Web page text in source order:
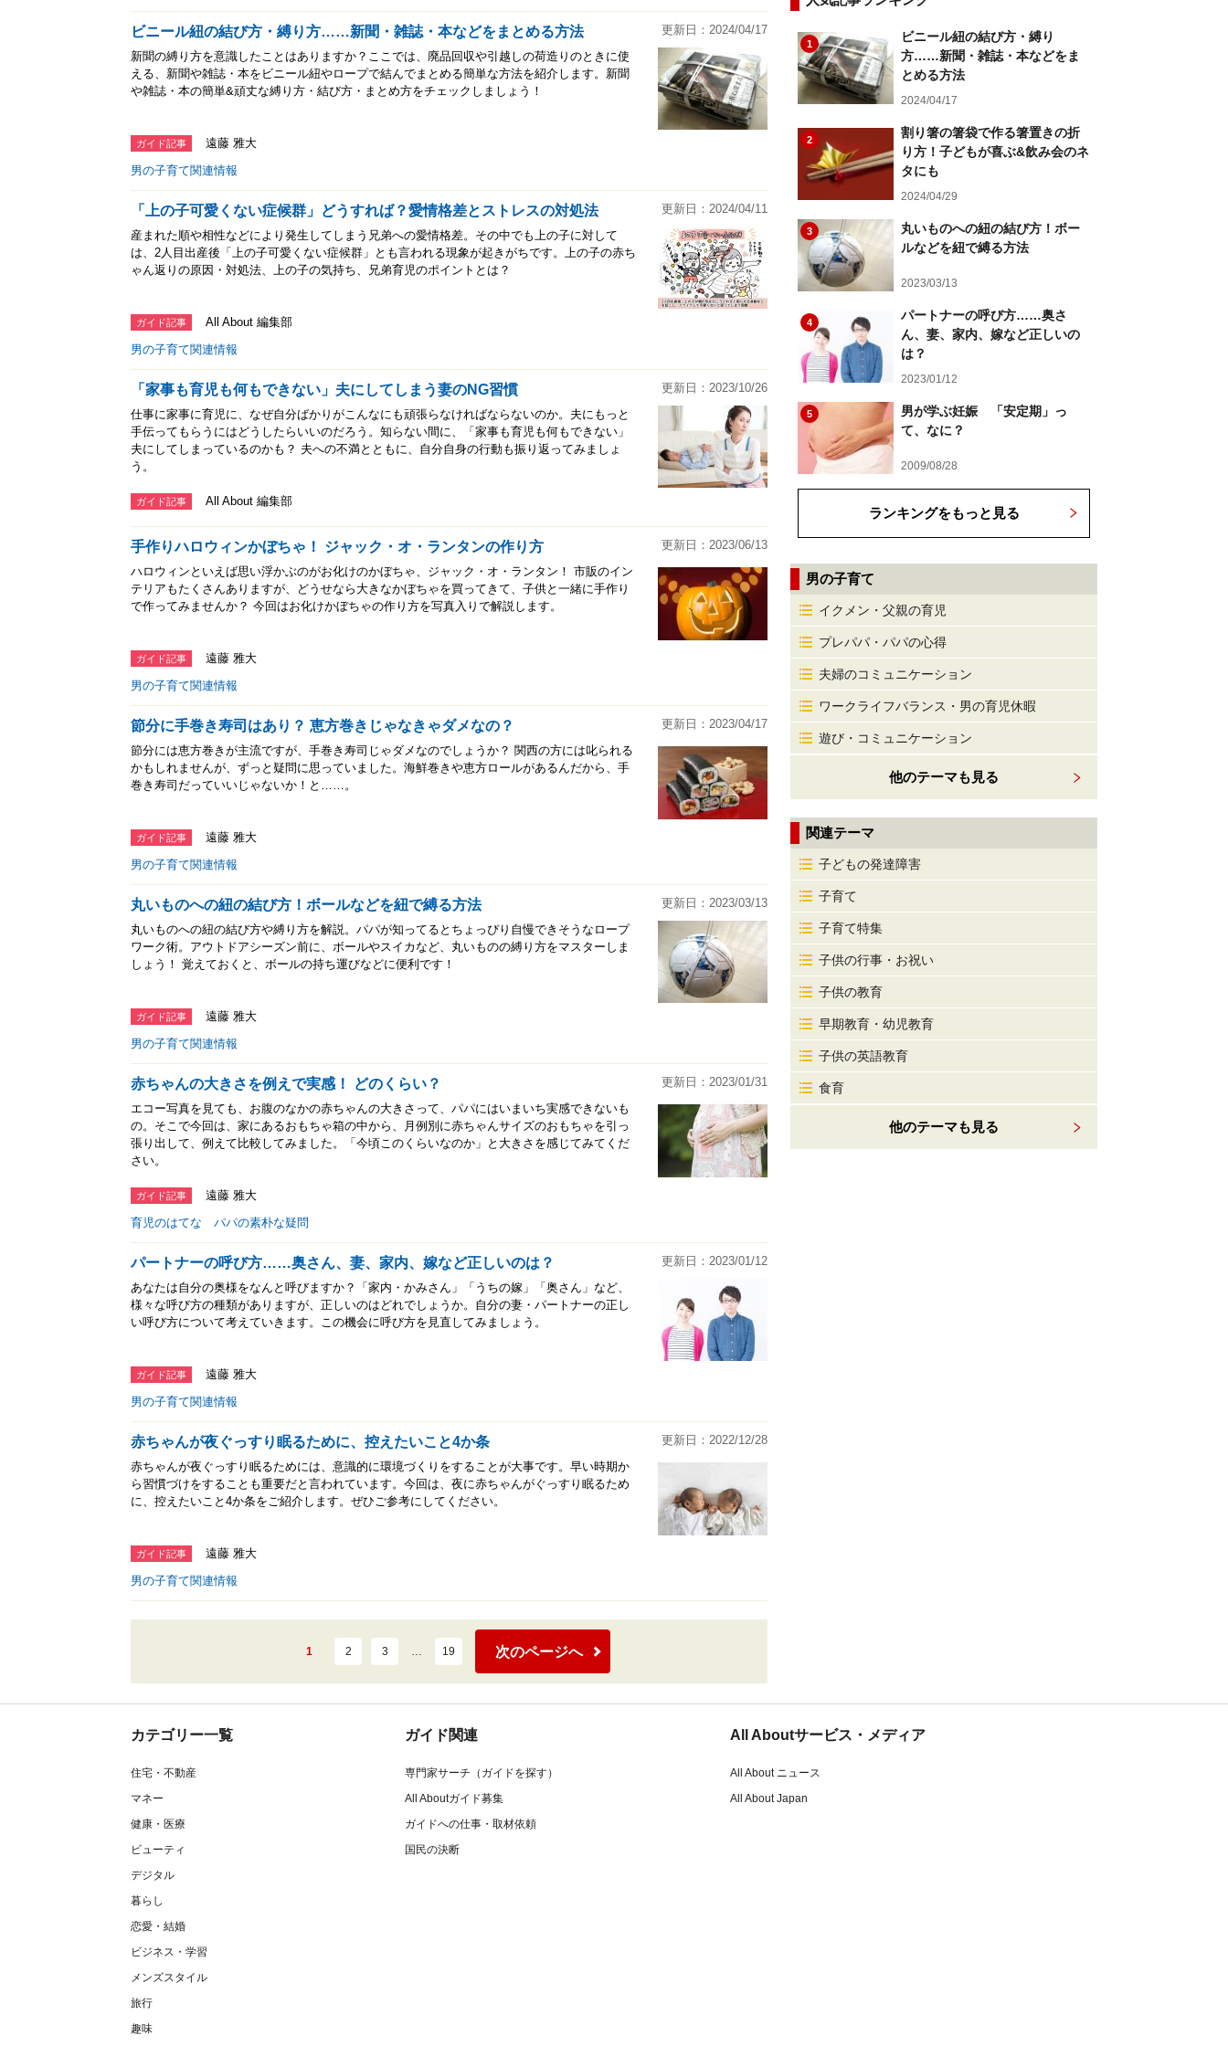
ビニール紐の結び方・縛り方……新聞・雑誌・本などをまとめる方法
更新日：2024/04/17
新聞の縛り方を意識したことはありますか？ここでは、廃品回収や引越しの荷造りのときに使
える、新聞や雑誌・本をビニール紐やロープで結んでまとめる簡単な方法を紹介します。新聞
や雑誌・本の簡単&頑丈な縛り方・結び方・まとめ方をチェックしましょう！
ガイド記事
遠藤 雅大
男の子育て関連情報
「上の子可愛くない症候群」どうすれば？愛情格差とストレスの対処法
更新日：2024/04/11
産まれた順や相性などにより発生してしまう兄弟への愛情格差。その中でも上の子に対して
は、2人目出産後「上の子可愛くない症候群」とも言われる現象が起きがちです。上の子の赤ち
ゃん返りの原因・対処法、上の子の気持ち、兄弟育児のポイントとは？
ガイド記事
All About 編集部
男の子育て関連情報
「家事も育児も何もできない」夫にしてしまう妻のNG習慣
更新日：2023/10/26
仕事に家事に育児に、なぜ自分ばかりがこんなにも頑張らなければならないのか。夫にもっと
手伝ってもらうにはどうしたらいいのだろう。知らない間に、「家事も育児も何もできない」
夫にしてしまっているのかも？ 夫への不満とともに、自分自身の行動も振り返ってみましょ
う。
ガイド記事 All About 編集部
手作りハロウィンかぼちゃ！ ジャック・オ・ランタンの作り方
更新日：2023/06/13
ハロウィンといえば思い浮かぶのがお化けのかぼちゃ、ジャック・オ・ランタン！ 市販のイン
テリアもたくさんありますが、どうせなら大きなかぼちゃを買ってきて、子供と一緒に手作り
で作ってみませんか？ 今回はお化けかぼちゃの作り方を写真入りで解説します。
ガイド記事
遠藤 雅大
男の子育て関連情報
節分に手巻き寿司はあり？ 恵方巻きじゃなきゃダメなの？
更新日：2023/04/17
節分には恵方巻きが主流ですが、手巻き寿司じゃダメなのでしょうか？ 関西の方には叱られる
かもしれませんが、ずっと疑問に思っていました。海鮮巻きや恵方ロールがあるんだから、手
巻き寿司だっていいじゃないか！と……。
ガイド記事
遠藤 雅大
男の子育て関連情報
丸いものへの紐の結び方！ボールなどを紐で縛る方法
更新日：2023/03/13
丸いものへの紐の結び方や縛り方を解説。パパが知ってるとちょっぴり自慢できそうなロープ
ワーク術。アウトドアシーズン前に、ボールやスイカなど、丸いものの縛り方をマスターしま
しょう！ 覚えておくと、ボールの持ち運びなどに便利です！
ガイド記事
遠藤 雅大
男の子育て関連情報
赤ちゃんの大きさを例えで実感！ どのくらい？
更新日：2023/01/31
エコー写真を見ても、お腹のなかの赤ちゃんの大きさって、パパにはいまいち実感できないも
の。そこで今回は、家にあるおもちゃ箱の中から、月例別に赤ちゃんサイズのおもちゃを引っ
張り出して、例えて比較してみました。「今頃このくらいなのか」と大きさを感じてみてくだ
さい。
ガイド記事
遠藤 雅大
育児のはてな パパの素朴な疑問
パートナーの呼び方……奥さん、妻、家内、嫁など正しいのは？
更新日：2023/01/12
あなたは自分の奥様をなんと呼びますか？「家内・かみさん」「うちの嫁」「奥さん」など、
様々な呼び方の種類がありますが、正しいのはどれでしょうか。自分の妻・パートナーの正し
い呼び方について考えていきます。この機会に呼び方を見直してみましょう。
ガイド記事
遠藤 雅大
男の子育て関連情報
赤ちゃんが夜ぐっすり眠るために、控えたいこと4か条
更新日：2022/12/28
赤ちゃんが夜ぐっすり眠るためには、意識的に環境づくりをすることが大事です。早い時期か
ら習慣づけをすることも重要だと言われています。今回は、夜に赤ちゃんがぐっすり眠るため
に、控えたいこと4か条をご紹介します。ぜひご参考にしてください。
ガイド記事
遠藤 雅大
男の子育て関連情報
1 2 3 … 19 次のページへ
1
ビニール紐の結び方・縛り
方……新聞・雑誌・本などをま
とめる方法
2024/04/17
2
割り箸の箸袋で作る箸置きの折
り方！子どもが喜ぶ&飲み会のネ
タにも
2024/04/29
3
丸いものへの紐の結び方！ボー
ルなどを紐で縛る方法
2023/03/13
4
パートナーの呼び方……奥さ
ん、妻、家内、嫁など正しいの
は？
2023/01/12
5
男が学ぶ妊娠 「安定期」っ
て、なに？
2009/08/28
ランキングをもっと見る
男の子育て
イクメン・父親の育児
プレパパ・パパの心得
夫婦のコミュニケーション
ワークライフバランス・男の育児休暇
遊び・コミュニケーション
他のテーマも見る
関連テーマ
子どもの発達障害
子育て
子育て特集
子供の行事・お祝い
子供の教育
早期教育・幼児教育
子供の英語教育
食育
他のテーマも見る
カテゴリー一覧
住宅・不動産
マネー
健康・医療
ビューティ
デジタル
暮らし
恋愛・結婚
ビジネス・学習
メンズスタイル
旅行
趣味
ガイド関連
専門家サーチ（ガイドを探す）
All Aboutガイド募集
ガイドへの仕事・取材依頼
国民の決断
All Aboutサービス・メディア
All About ニュース
All About Japan